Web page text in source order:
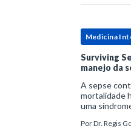
Medicina
Surviving
manejo da
A sepse
mortalidade
uma
manejo
PorDr. Regis